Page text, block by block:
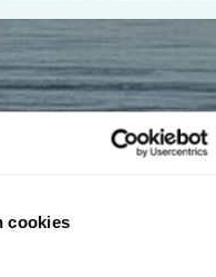
cookies